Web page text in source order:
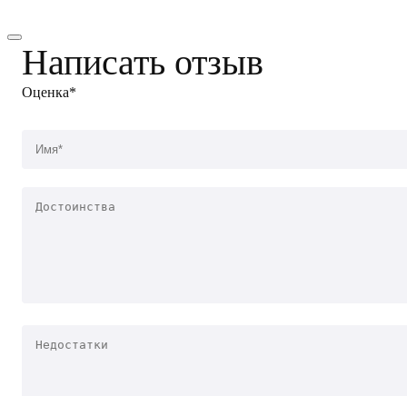
Написать отзыв
Оценка*